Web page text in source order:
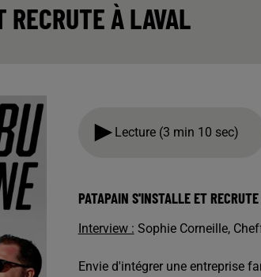
À LAVAL
Lecture (3 min 10 sec)
PATAPAIN S'INSTALLE ET
Interview : Sophie Corneille,
Envie d'intégrer une entreprise